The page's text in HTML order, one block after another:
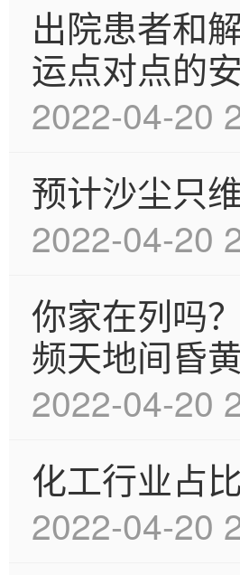
出院患者和
运点对点的
2022-04-20
预计沙尘只
2022-04-20
你家在列吗
频天地间昏
2022-04-20
化工行业占
2022-04-20